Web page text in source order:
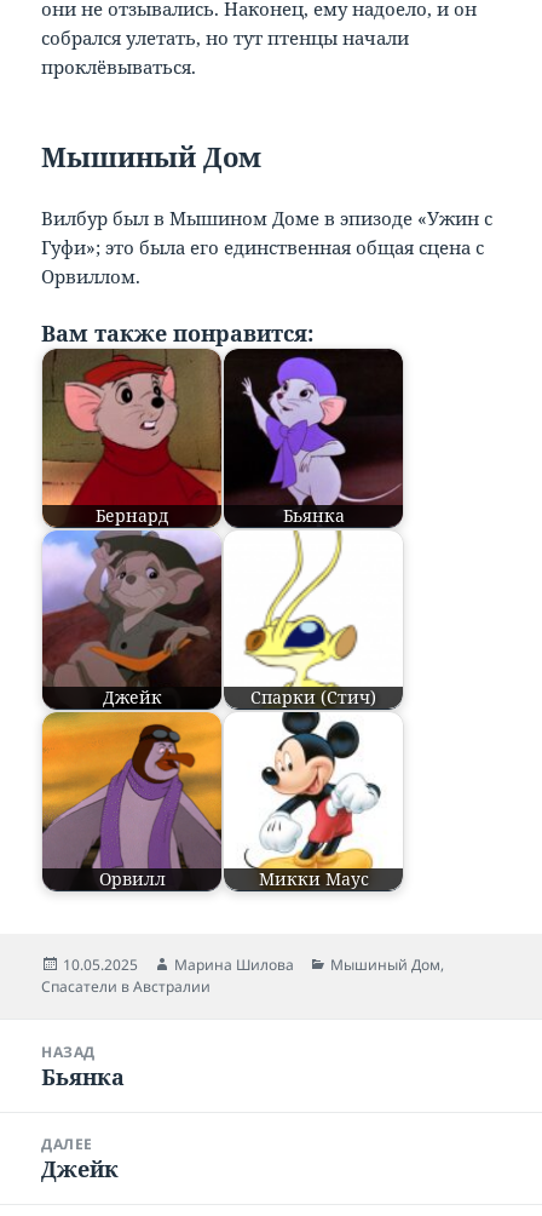
они не отзывались. Наконец, ему надоело, и он
собрался улетать, но тут птенцы начали
проклёвываться.
Мышиный Дом
Вилбур был в Мышином Доме в эпизоде «Ужин с
Гуфи»; это была его единственная общая сцена с
Орвиллом.
Вам также понравится:
Бернард Бьянка
Джейк Спарки (Стич)
Орвилл Микки Маус
Опубликовано
10.05.2025 Автор
Марина Шилова Рубрики
Мышиный Дом,
Спасатели в Австралии
записям
НАЗАД
Предыдущая
Бьянка
ДАЛЕЕ
Следующая
Джейк